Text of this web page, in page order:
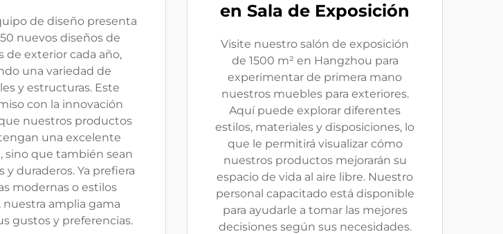
de diseño presenta
nuevos diseños de
de exterior cada año,
una variedad de
y estructuras. Este
con la innovación
nuestros productos
una excelente
sino que también sean
y duraderos. Ya prefiera
modernas o estilos
nuestra amplia gama
gustos y preferencias.
en Sala de Exposición
Visite nuestro salón de exposición
de 1500 m² en Hangzhou para
experimentar de primera mano
nuestros muebles para exteriores.
Aquí puede explorar diferentes
estilos, materiales y disposiciones, lo
que le permitirá visualizar cómo
nuestros productos mejorarán su
espacio de vida al aire libre. Nuestro
personal capacitado está disponible
para ayudarle a tomar las mejores
decisiones según sus necesidades.